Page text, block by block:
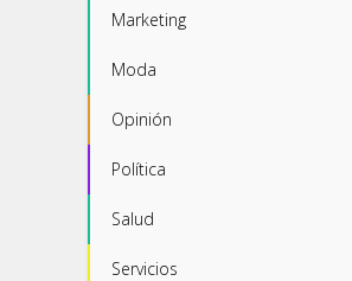
Marketing
Moda
Opinión
Política
Salud
Servicios